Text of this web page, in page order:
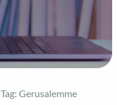
Tag: Gerusalemme